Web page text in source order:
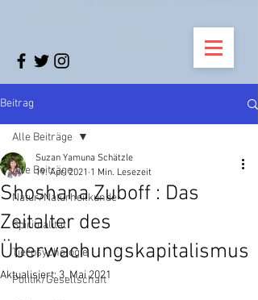
Beitrag
Alle Beiträge
Natur/Naturheilkunde
Spiritualität
Tierpsychologie
Politik/Gesellschaft
Alle Beiträge
Shoshana Zuboff : Das
Zeitalter des
Überwachungskapitalismus
Suzan Yamuna Schätzle
19. Apr. 2021 1 Min. Lesezeit
Aktualisiert:3. Mai 2021